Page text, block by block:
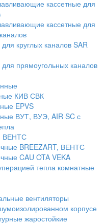
кассетные для
кассетные для
круглых каналов SAR
прямоугольных каналов
КИВ СВК
EPVS
ВУТ, ВУЭ, AIR SC с
ВЕНТС
BREEZART, ВЕНТС
CAU OTA VEKA
тепла комнатные
вентиляторы
корпусе
жаростойкие